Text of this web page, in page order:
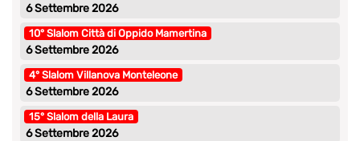
6 Settembre 2026
10° Slalom Città di Oppido Mamertina
6 Settembre 2026
4° Slalom Villanova Monteleone
6 Settembre 2026
15° Slalom della Laura
6 Settembre 2026